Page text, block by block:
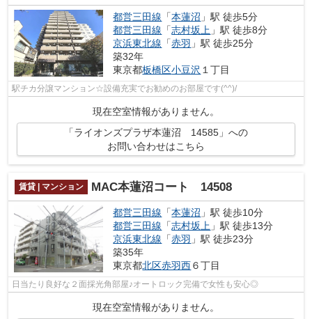
都営三田線 「本蓮沼 」駅 徒歩5分
都営三田線 「志村坂上 」駅 徒歩8分
京浜東北線 「赤羽 」駅 徒歩25分
築32年
東京都板橋区小豆沢 １丁目
駅チカ分譲マンション☆設備充実でお勧めのお部屋です(^^)/
現在空室情報がありません。
「ライオンズプラザ本蓮沼 14585」への
お問い合わせはこちら
賃貸 | マンション MAC本蓮沼コート 14508
都営三田線 「本蓮沼 」駅 徒歩10分
都営三田線 「志村坂上 」駅 徒歩13分
京浜東北線 「赤羽 」駅 徒歩23分
築35年
東京都北区赤羽西６丁目
日当たり良好な２面採光角部屋♪オートロック完備で女性も安心◎
現在空室情報がありません。